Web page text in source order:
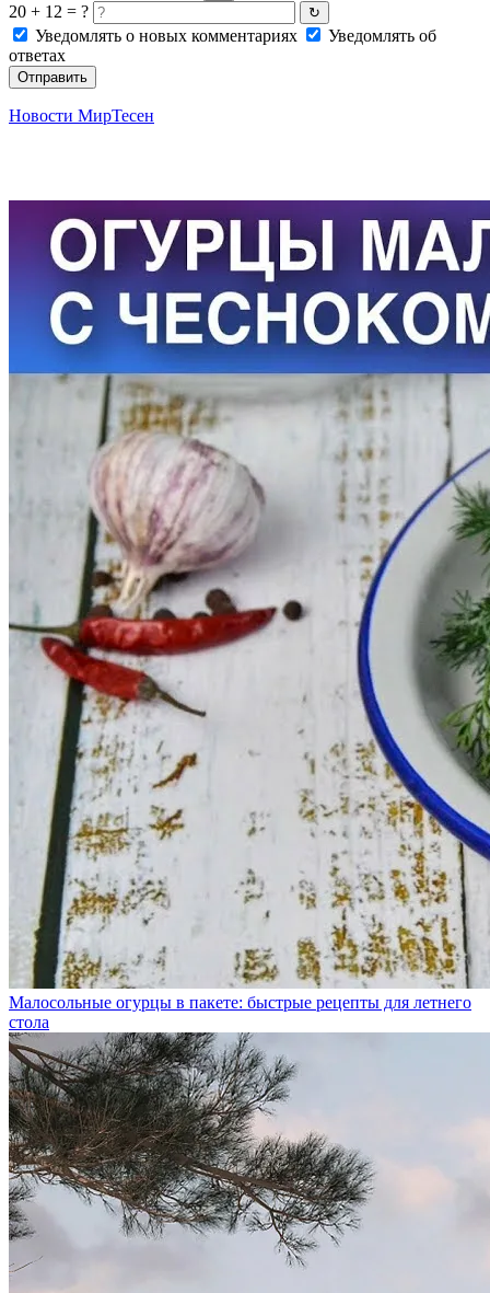
20 + 12 = ? ↻
Уведомлять о новых комментариях
Уведомлять об
ответах
Отправить
Новости МирТесен
Малосольные огурцы в пакете: быстрые рецепты для летнего
стола